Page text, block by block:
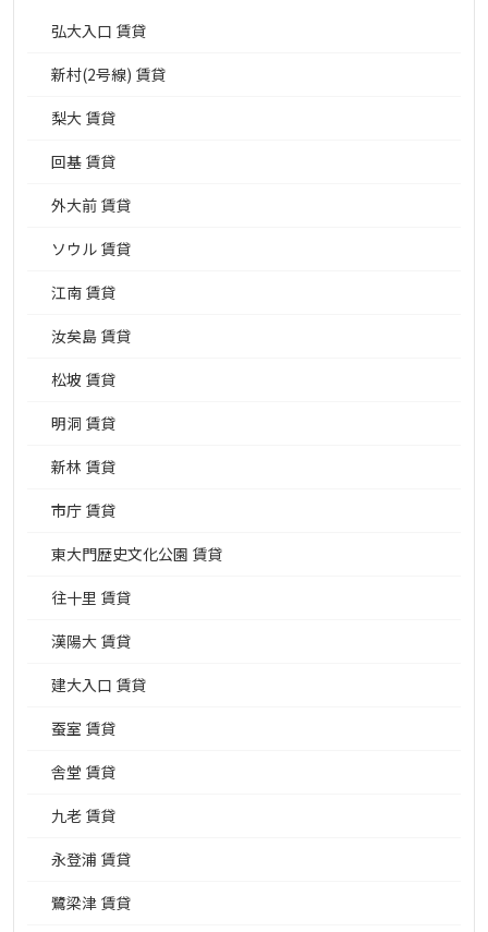
弘大入口 賃貸
新村(2号線) 賃貸
梨大 賃貸
回基 賃貸
外大前 賃貸
ソウル 賃貸
江南 賃貸
汝矣島 賃貸
松坡 賃貸
明洞 賃貸
新林 賃貸
市庁 賃貸
東大門歴史文化公園 賃貸
往十里 賃貸
漢陽大 賃貸
建大入口 賃貸
蚕室 賃貸
舎堂 賃貸
九老 賃貸
永登浦 賃貸
鷺梁津 賃貸